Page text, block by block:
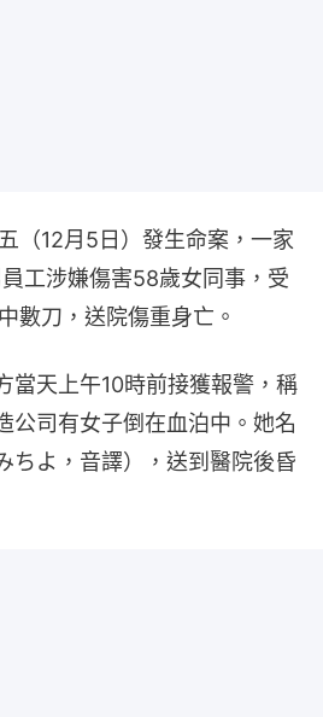
（12月5日）發生命案，一家
工涉嫌傷害58歲女同事，受
數刀，送院傷重身亡。
當天上午10時前接獲報警，稱
公司有女子倒在血泊中。她名
ちよ，音譯），送到醫院後昏